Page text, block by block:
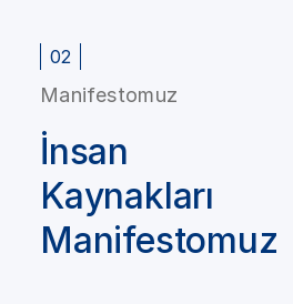
02
Manifestomuz
İnsan
Kaynakları
Manifestomuz